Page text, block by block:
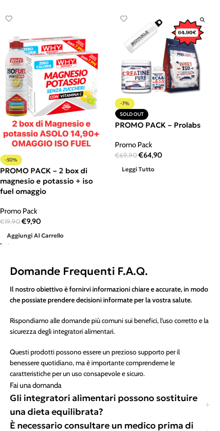
-50%
PROMO PACK – 2 box di
magnesio e potassio + iso
fuel omaggio
Promo Pack
€19,90€9,90
Aggiungi Al Carrello
-7%
SOLD OUT
PROMO PACK – Prolabs
Promo Pack
€69,90€64,90
Leggi Tutto
Domande Frequenti F.A.Q.
Il nostro obiettivo è fornirvi informazioni chiare e accurate, in modo
che possiate prendere decisioni informate per la vostra salute.
Rispondiamo alle domande più comuni sui benefici, l’uso corretto e la
sicurezza degli integratori alimentari.
Questi prodotti possono essere un prezioso supporto per il
benessere quotidiano, ma è importante comprenderne le
caratteristiche per un uso consapevole e sicuro.
Fai una domanda
Gli integratori alimentari possono sostituire
una dieta equilibrata?
È necessario consultare un medico prima di